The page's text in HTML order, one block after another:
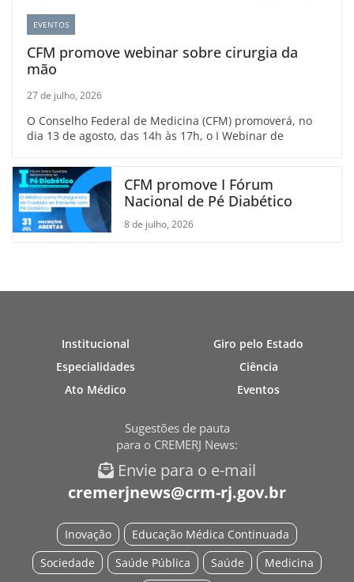
EVENTOS
CFM promove webinar sobre cirurgia da
mão
27 de julho, 2026
O Conselho Federal de Medicina (CFM) promoverá, no
dia 13 de agosto, das 14h às 17h, o I Webinar de
CFM promove I Fórum
Nacional de Pé Diabético
8 de julho, 2026
Institucional
Especialidades
Ato Médico
Giro pelo Estado
Ciência
Eventos
Sugestões de pauta
para o CREMERJ News:
Envie para o e-mail
cremerjnews@crm-rj.gov.br
Educação Médica Continuada
Inovação
Medicina
Saúde
Saúde Pública
Sociedade